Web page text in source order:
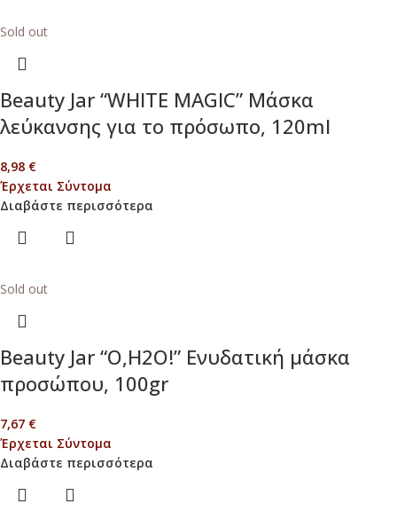
Sold out
Beauty Jar “WHITE MAGIC” Μάσκα
λεύκανσης για το πρόσωπο, 120ml
8,98 €
Έρχεται Σύντομα
Διαβάστε περισσότερα
Sold out
Beauty Jar “O,H2O!” Ενυδατική μάσκα
προσώπου, 100gr
7,67 €
Έρχεται Σύντομα
Διαβάστε περισσότερα